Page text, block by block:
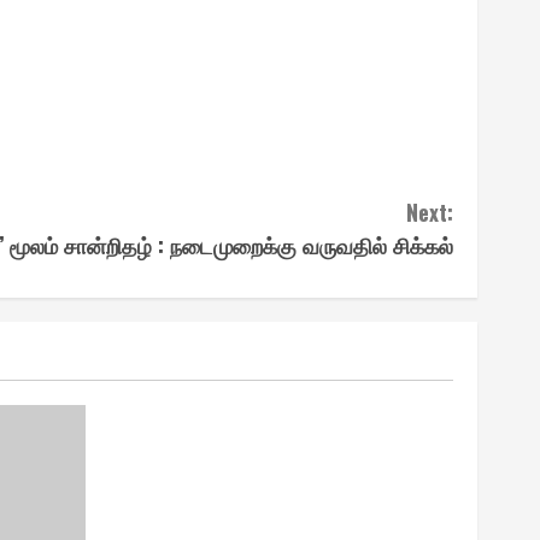
Next:
சான்றிதழ் : நடைமுறைக்கு வருவதில் சிக்கல்